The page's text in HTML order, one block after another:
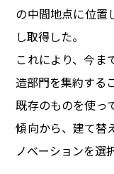
の中間地点に位置
し取得した。
これにより、今ま
造部門を集約する
既存のものを使っ
傾向から、建て替
ノベーションを選